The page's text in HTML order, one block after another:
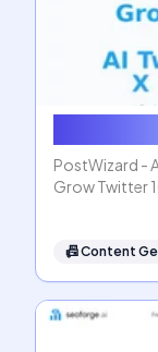
PostWizard -
Grow Twitter
📠Content